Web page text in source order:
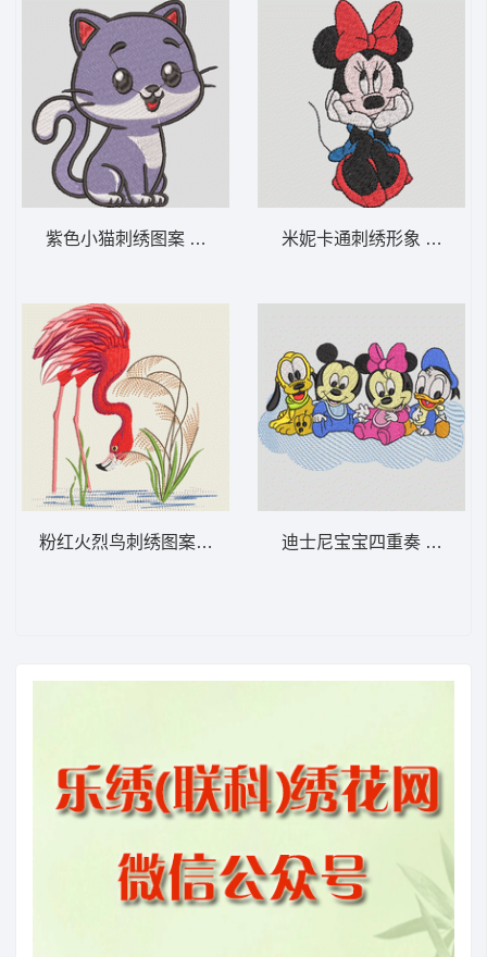
紫色小猫刺绣图案 可爱的小猫咪-DST格式
粉红火烈鸟刺绣图案 苍鹭-DST格式
米妮卡通刺绣形象 米妮
迪士尼宝宝四重奏 迪士尼